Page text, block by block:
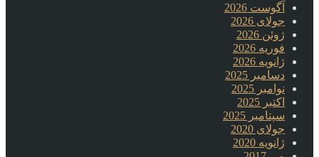
آگوست 2026
جولای 2026
ژوئن 2026
فوریه 2026
ژانویه 2026
دسامبر 2025
نوامبر 2025
اکتبر 2025
سپتامبر 2025
جولای 2020
ژانویه 2020